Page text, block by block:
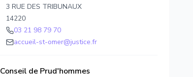
3 RUE DES TRIBUNAUX
14220
03 21 98 79 70
accueil-st-omer@justice.fr
Conseil de Prud'hommes